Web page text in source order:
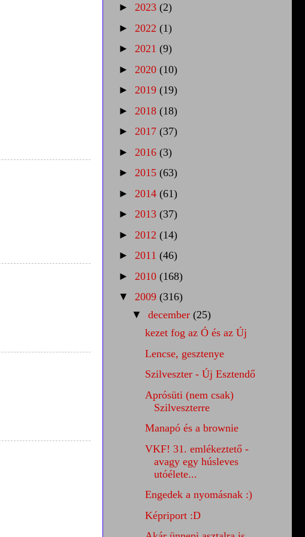
► 2023 (2)
► 2022 (1)
► 2021 (9)
► 2020 (10)
► 2019 (19)
► 2018 (18)
► 2017 (37)
► 2016 (3)
► 2015 (63)
► 2014 (61)
► 2013 (37)
► 2012 (14)
► 2011 (46)
► 2010 (168)
▼ 2009 (316)
▼ december (25)
kezet fog az Ó és az Új
Lencse, gesztenye
Szilveszter - Új Esztendő
Aprósüti (nem csak)
Szilveszterre
Manapó és a brownie
VKF! 31. emlékeztető -
avagy egy húsleves
utóélete...
Engedek a nyomásnak :)
Képriport :D